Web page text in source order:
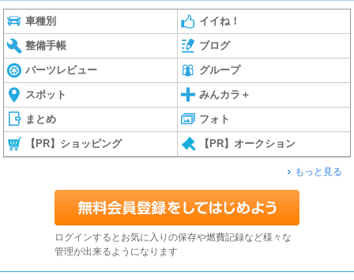
車種別 イイね！
整備手帳 ブログ
パーツレビュー グループ
スポット みんカラ＋
まとめ フォト
【PR】ショッピング 【PR】オークション
もっと見る
ログインするとお気に入りの保存や燃費記録など様々な
管理が出来るようになります